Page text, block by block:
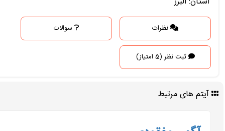
نظرات سوالات
ثبت نظر (5 امتیاز)
آیتم های مرتبط